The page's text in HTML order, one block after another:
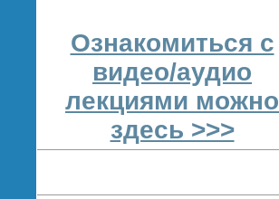
Ознакомиться с
видео/аудио
лекциями можно
здесь >>>